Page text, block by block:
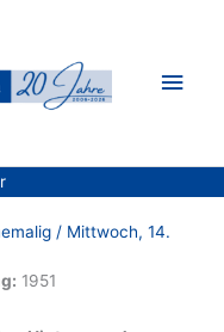
/ Mittwoch, 14.
1951